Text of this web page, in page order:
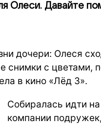
Олеси. Давайте
дочери: Олеся
снимки с цветами,
в кино «Лёд 3».
Собиралась идти
компании